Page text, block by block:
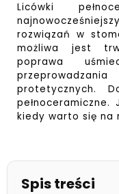
Licówki
rozwiązań w
możliwa jest
poprawa
protetycznych.
kiedy warto się na
Spis treści